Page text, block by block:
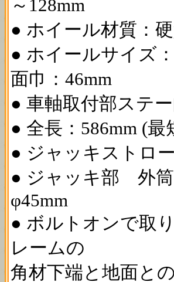
～128mm
● ホイール材質：
● ホイールサイズ
面巾：46mm
● 車軸取付部ステ
● 全長：586mm (最
● ジャッキストロ
● ジャッキ部 外筒
φ45mm
● ボルトオンで取
レームの
角材下端と地面と